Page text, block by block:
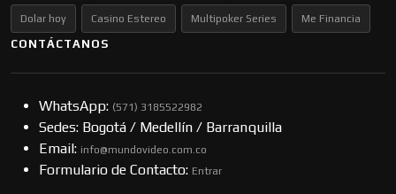
Dolar hoy Casino Estereo Multipoker Series Me Financia
CONTÁCTANOS
WhatsApp: (57​​1) 3185522982
Sedes: Bogotá / Medellín / Barranquilla
Email: info@mundovideo.com.co
Formulario de Contacto: Entrar